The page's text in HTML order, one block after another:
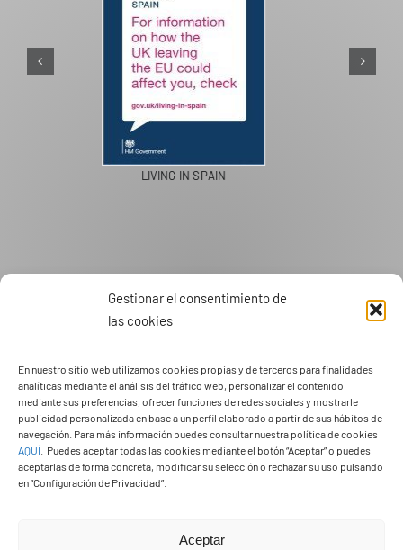
Gestionar el consentimiento de
las cookies
En nuestro sitio web utilizamos cookies propias y de terceros para finalidades
analíticas mediante el análisis del tráfico web, personalizar el contenido
mediante sus preferencias, ofrecer funciones de redes sociales y mostrarle
publicidad personalizada en base a un perfil elaborado a partir de sus hábitos de
navegación. Para más información puedes consultar nuestra política de cookies
AQUÍ
Puedes aceptar todas las cookies mediante el botón “Aceptar” o puedes
aceptarlas de forma concreta, modificar su selección o rechazar su uso pulsando
en “Configuración de Privacidad”.
Aceptar
PASEOS EN CAMELLO